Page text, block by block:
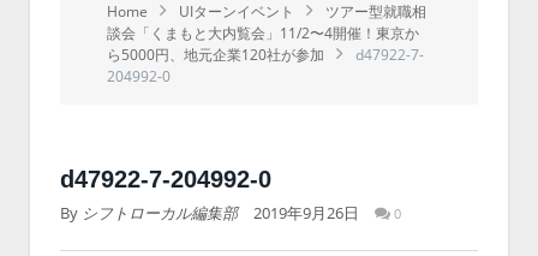
Home UIターンイベント
ツアー型就職相
談会「くまもと大内覧会」11/2〜4開催！東京か
ら5000円、地元企業120社が参加
d47922-7-
204992-0
d47922-7-204992-0
By シフトローカル編集部 2019年9月26日 0